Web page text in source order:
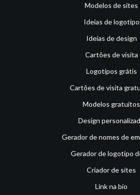
Modelos de sites
Ideias de logotipo
Ideias de design
Cartões de visita
Logotipos grátis
Cartões de visita
Modelos gratuitos
Design
Gerador de nomes de
Gerador de logotipo
Criador de sites
Link na bio